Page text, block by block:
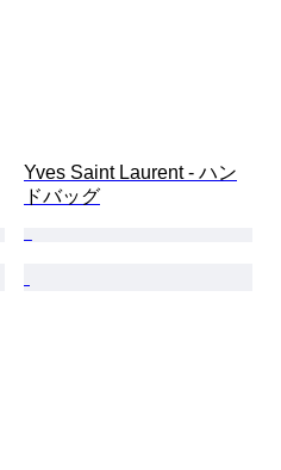
Yves Saint Laurent - ハン
ドバッグ